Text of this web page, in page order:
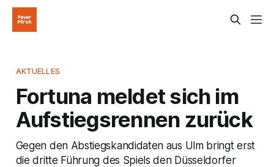
AKTUELLES
Fortuna meldet sich im
Aufstiegsrennen zurück
Gegen den Abstiegskandidaten aus Ulm bringt erst
die dritte Führung des Spiels den Düsseldorfer